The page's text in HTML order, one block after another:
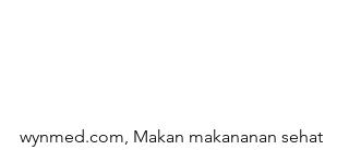
wynmed.com, Makan makananan sehat